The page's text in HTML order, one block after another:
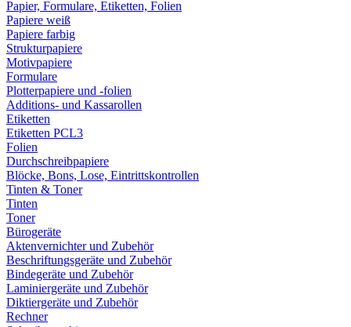
Papier, Formulare, Etiketten, Folien
Papiere weiß
Papiere farbig
Strukturpapiere
Motivpapiere
Formulare
Plotterpapiere und -folien
Additions- und Kassarollen
Etiketten
Etiketten PCL3
Folien
Durchschreibpapiere
Blöcke, Bons, Lose, Eintrittskontrollen
Tinten & Toner
Tinten
Toner
Bürogeräte
Aktenvernichter und Zubehör
Beschriftungsgeräte und Zubehör
Bindegeräte und Zubehör
Laminiergeräte und Zubehör
Diktiergeräte und Zubehör
Rechner